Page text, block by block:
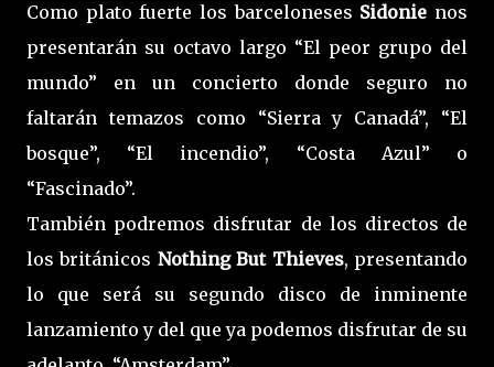
Como plato fuerte los barceloneses Sidonie nos
presentarán su octavo largo “El peor grupo del
mundo” en un concierto donde seguro no
faltarán temazos como “Sierra y Canadá”, “El
bosque”, “El incendio”, “Costa Azul” o
“Fascinado”.
También podremos disfrutar de los directos de
los británicos Nothing But Thieves, presentando
lo que será su segundo disco de inminente
lanzamiento y del que ya podemos disfrutar de su